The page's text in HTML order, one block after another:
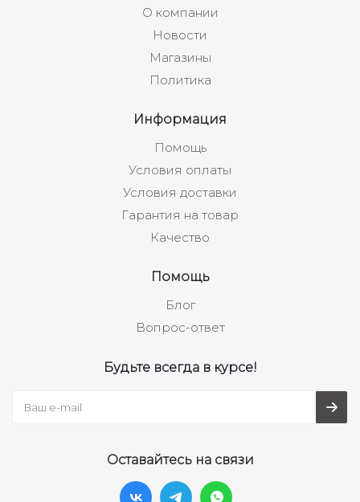
О компании
Новости
Магазины
Политика
Информация
Помощь
Условия оплаты
Условия доставки
Гарантия на товар
Качество
Помощь
Блог
Вопрос-ответ
Будьте всегда в курсе!
Оставайтесь на связи